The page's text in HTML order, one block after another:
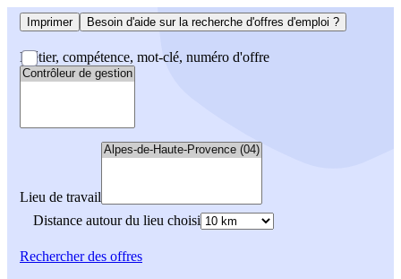
Imprimer Besoin d'aide sur la recherche d'offres d'emploi ?
Métier, compétence, mot-clé, numéro d'offre
Lieu de travail
Distance autour du lieu choisi
Rechercherdes offres